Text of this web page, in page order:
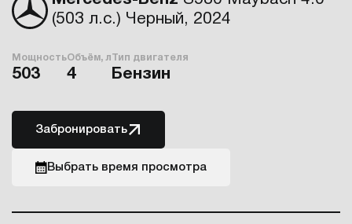
(503 л.с.) Черный, 2024
Мощность
503
Объём, л
4
Тип двигателя
Бензин
Забронировать
Выбрать время просмотра